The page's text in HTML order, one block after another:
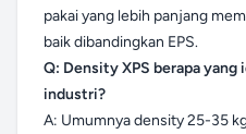
pakai yang lebih panjang
baik dibandingkan EPS.
Q: Density XPS berapa yang
industri?
A: Umumnya density 25-35